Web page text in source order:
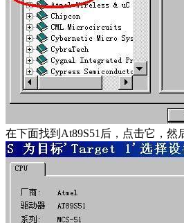
在下面找到At89S51后，点击它，然